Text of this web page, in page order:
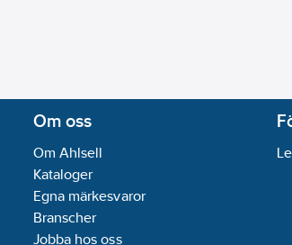
Om oss
Om Ahlsell
Kataloger
Egna märkesvaror
Branscher
Jobba hos oss